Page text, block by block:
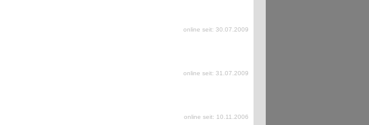
online seit: 30.07.2009
online seit: 31.07.2009
online seit: 10.11.2006